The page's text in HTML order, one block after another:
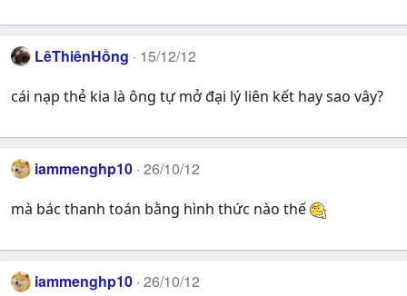
LêThiênHồng 15/12/12
cái nạp thẻ kia là ông tự mở đại lý liên kết hay sao vây?
iammenghp10 26/10/12
mà bác thanh toán bằng hình thức nào thế
iammenghp10 26/10/12